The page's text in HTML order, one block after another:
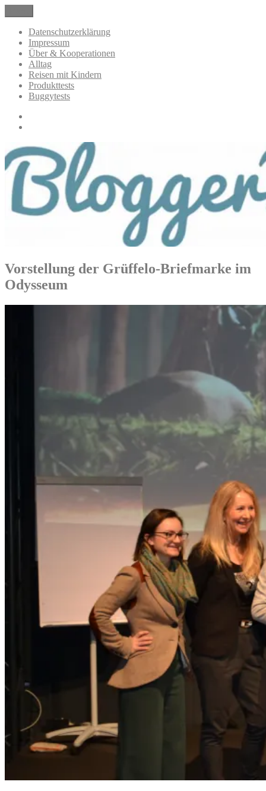
Inhalt
springen
BloggerMumOf3Boys Mamablog
Mamablog über das Leben mit drei Kindern mit Produkttests und
Alltagsthemen
Datenschutzerklärung
Impressum
Über & Kooperationen
Alltag
Reisen mit Kindern
Produkttests
Buggytests
Vorstellung der Grüffelo-Briefmarke im
Odysseum